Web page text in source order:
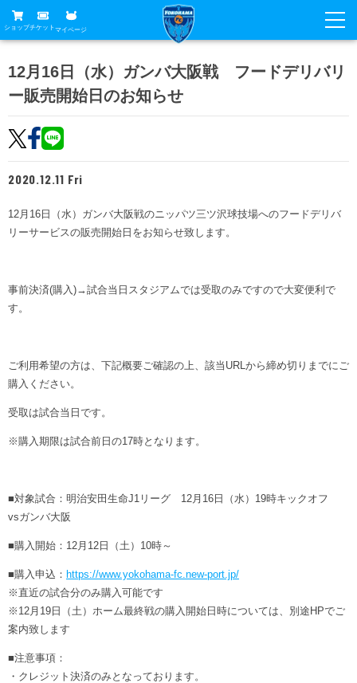
ショップチケット マイページ
グッズ
ホームタウン
トップチーム
メディア
アカデミー
試合
試合日程
チケット
チケットガイド
席種・価格表
チケット購入方法
チーム
選手・スタッフ
練習見学について
観戦ガイド
試合会場アクセス
クラブ概要
ヒストリー
ニッパツ横浜FCシーガルズ
ゲームスチュワード
学生インターンシップ
クラブメンバー
スペシャルコンテンツ
育成ビジョン
試合日程・結果
アカデミー選手
サッカースクール
チアスクール
パートナー
パートナー一覧
12月16日（水）ガンバ大阪戦 フードデリバリ
ー販売開始日のお知らせ
2020.12.11 Fri
12月16日（水）ガンバ大阪戦のニッパツ三ツ沢球技場へのフードデリバ
リーサービスの販売開始日をお知らせ致します。
事前決済(購入)→試合当日スタジアムでは受取のみですので大変便利で
す。
ご利用希望の方は、下記概要ご確認の上、該当URLから締め切りまでにご
購入ください。
受取は試合当日です。
※購入期限は試合前日の17時となります。
■対象試合：明治安田生命J1リーグ 12月16日（水）19時キックオフ
vsガンバ大阪
■購入開始：12月12日（土）10時～
■購入申込： https://www.yokohama-fc.new-port.jp/
※直近の試合分のみ購入可能です
※12月19日（土）ホーム最終戦の購入開始日時については、別途HPでご
案内致します
■注意事項：
・クレジット決済のみとなっております。